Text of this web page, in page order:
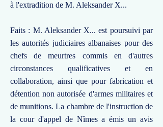
à l'extradition de M. Aleksander X...
Faits : M. Aleksander X... est poursuivi par
les autorités judiciaires albanaises pour des
chefs de meurtres commis en d'autres
circonstances qualificatives et en
collaboration, ainsi que pour fabrication et
détention non autorisée d'armes militaires et
de munitions. La chambre de l'instruction de
la cour d'appel de Nîmes a émis un avis